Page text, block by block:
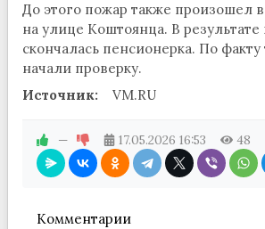
До этого пожар также произошел
на улице Коштоянца. В результате
скончалась пенсионерка. По факту
начали проверку.
Источник:
VM.RU
— 17.05.2026 16:53 48
Комментарии